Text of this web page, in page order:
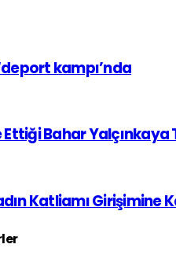
kampı’nda
Bahar Yalçınkaya
Katliamı Girişimine